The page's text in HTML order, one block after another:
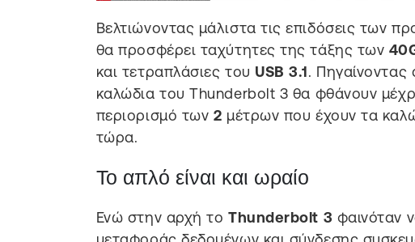
Βελτιώνοντας μάλιστα τις επιδόσεις των
θα προσφέρει ταχύτητες της τάξης των
και τετραπλάσιες του USB 3.1. Πηγαίνοντας
καλώδια του Thunderbolt 3 θα φθάνουν
περιορισμό των 2 μέτρων που έχουν τα
τώρα.
Το απλό είναι και ωραίο
Ενώ στην αρχή το Thunderbolt 3 φαινόταν